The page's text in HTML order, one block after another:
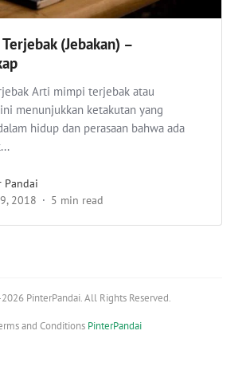
(Jebakan) –
Arti mimpi terjebak atau
menunjukkan ketakutan yang
hidup dan perasaan bahwa ada
Pandai
2018
5 min read
PinterPandai. All Rights Reserved.
and Conditions PinterPandai